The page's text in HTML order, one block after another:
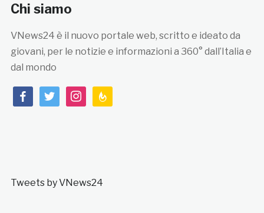
Chi siamo
VNews24 è il nuovo portale web, scritto e ideato da
giovani, per le notizie e informazioni a 360° dall’Italia e
dal mondo
facebooktwitterinstagramfeedburner
Tweets by VNews24